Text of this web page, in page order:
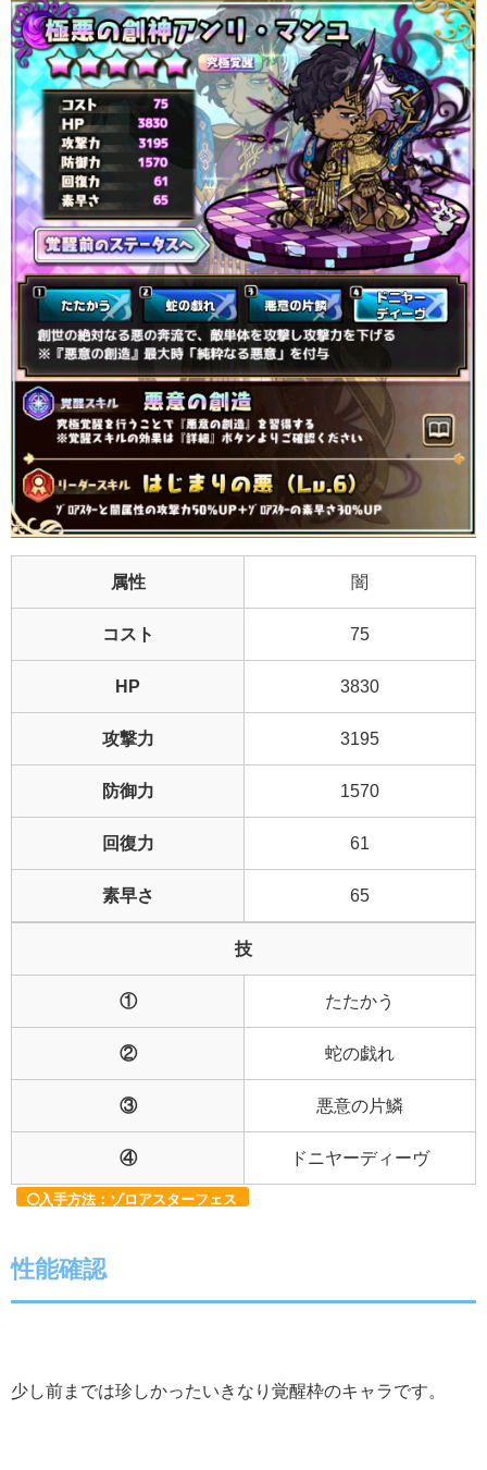
属性 闇
コスト 75
HP 3830
攻撃力 3195
防御力 1570
回復力 61
素早さ 65
技
① たたかう
② 蛇の戯れ
③ 悪意の片鱗
④ ドニヤーディーヴ
入手方法：ゾロアスターフェス
性能確認
少し前までは珍しかったいきなり覚醒枠のキャラです。